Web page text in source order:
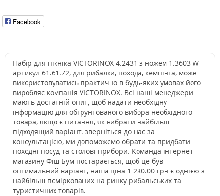
Facebook
Набір для пікніка VICTORINOX 4.2431 з ножем 1.3603 W
артикул 61.61.72, для рибалки, похода, кемпінга, може
використовуватись практично в будь-яких умовах його
виробляє компанія VICTORINOX. Всі наші менеджери
мають достатній опит, щоб надати необхідну
інформацію для обгрунтованого вибора необхідного
товара, якщо є питання, як вибрати найбільш
підходящий варіант, зверніться до нас за
консультацією, ми допоможемо обрати та придбати
походні посуд та столові прибори. Команда інтернет-
магазину Фіш Бум постарається, щоб це був
оптимальний варіант, наша ціна 1 280.00 грн є однією з
найбільш поміркованих на ринку рибальських та
туристичних товарів.